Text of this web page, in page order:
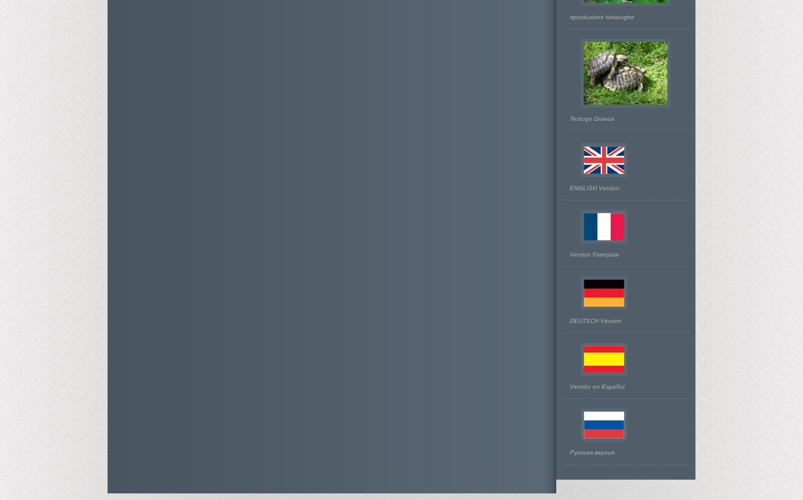
riproduzione tartarughe
Testugo Graeca
ENGLISH Version
Version Française
DEUTSCH Version
Versión en Español
Русская версия